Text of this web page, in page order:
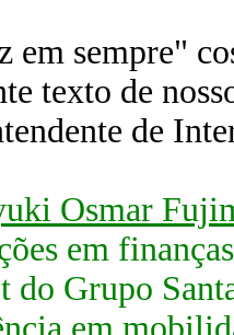
em sempre"
texto de
de
Osmar
em
do Grupo